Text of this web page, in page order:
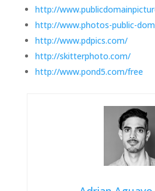
http://
http://www.photos-public-
http://www.pdpics.com/
http://skitterphoto.com/
http://www.pond5.com/free